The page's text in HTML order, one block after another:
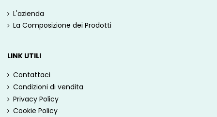
L'azienda
La Composizione dei Prodotti
LINK UTILI
Contattaci
Condizioni di vendita
Privacy Policy
Cookie Policy